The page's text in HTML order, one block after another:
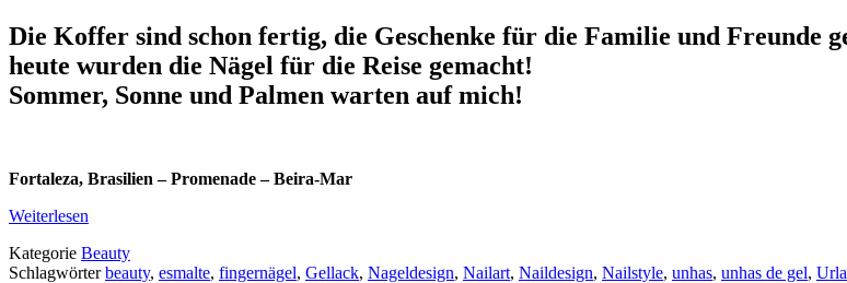
Die Koffer sind schon fertig, die Geschenke für die Familie und Freunde
heute wurden die Nägel für die Reise gemacht!
Sommer, Sonne und Palmen warten auf mich!
Fortaleza, Brasilien – Promenade – Beira-Mar
Weiterlesen
Kategorie Beauty
Schlagwörterbeauty, esmalte, fingernägel, Gellack, Nageldesign, Nailart, Naildesign, Nailstyle, unhas, unhas de gel,